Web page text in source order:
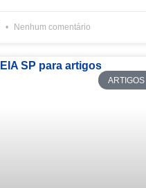
Nenhum comentário
ARTIGOS